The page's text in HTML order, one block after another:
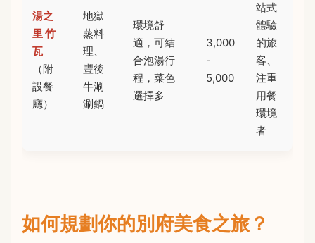
湯之
里 竹
瓦
（附
設餐
廳）
地獄
蒸料
理、
豐後
牛涮
涮鍋
環境舒
適，可結
合泡湯行
程，菜色
選擇多
3,000
-
5,000
站式
體驗
的旅
客、
注重
用餐
環境
者
如何規劃你的別府美食之旅？